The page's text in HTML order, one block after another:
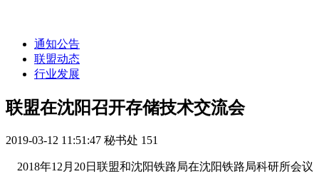
通知公告
联盟动态
行业发展
联盟在沈阳召开存储技术交流会
2019-03-12 11:51:47 秘书处 151
2018年12月20日联盟和沈阳铁路局在沈阳铁路局科研所会议